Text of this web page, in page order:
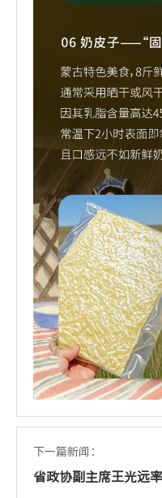
下一篇新闻：
省政协副主席王光远